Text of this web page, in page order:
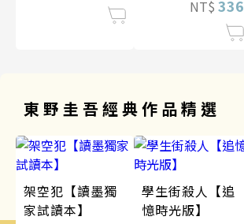
NT$ 336
東野圭吾經典作品精選
架空犯【讀墨獨
家試讀本】
學生街殺人【追
憶時光版】